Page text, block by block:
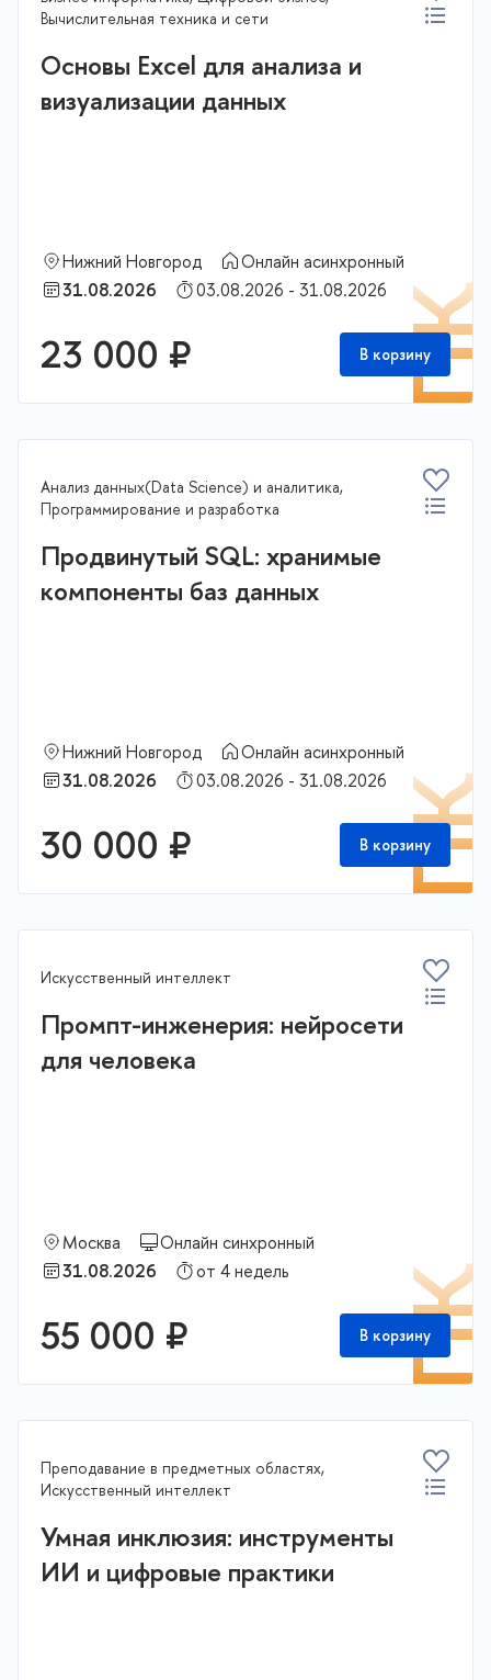
Вычислительная техника и сети
Основы Excel для анализа и
визуализации данных
Нижний Новгород
Онлайн асинхронный
31.08.2026
03.08.2026 - 31.08.2026
23 000 ₽ В корзину
Анализ данных(Data Science) и аналитика,
Программирование и разработка
Продвинутый SQL: хранимые
компоненты баз данных
Нижний Новгород
Онлайн асинхронный
31.08.2026
03.08.2026 - 31.08.2026
30 000 ₽ В корзину
Искусственный интеллект
Промпт-инженерия: нейросети
для человека
Москва
Онлайн синхронный
31.08.2026
от 4 недель
55 000 ₽ В корзину
Преподавание в предметных областях,
Искусственный интеллект
Умная инклюзия: инструменты
ИИ и цифровые практики